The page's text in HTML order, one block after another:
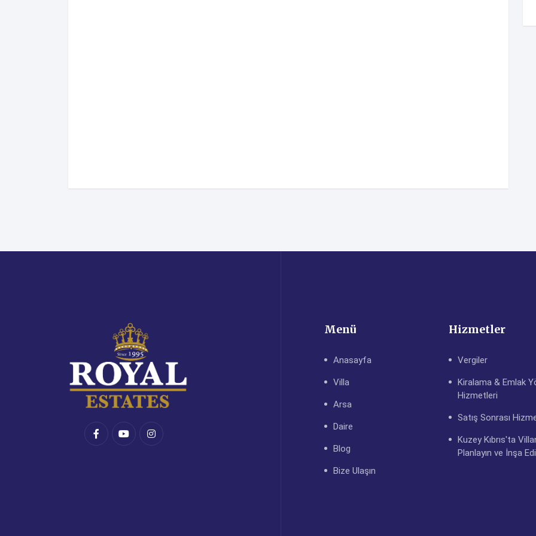
Menü
Anasayfa
Villa
Arsa
Daire
Blog
Bize Ulaşın
Hizmetler
Vergiler
Kiralama & Emlak
Hizmetleri
Satış Sonrası
Kuzey Kıbrıs'ta
Planlayın ve İnşa